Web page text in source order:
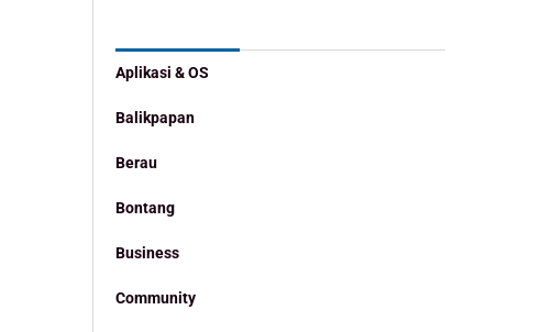
Aplikasi & OS
Balikpapan
Berau
Bontang
Business
Community